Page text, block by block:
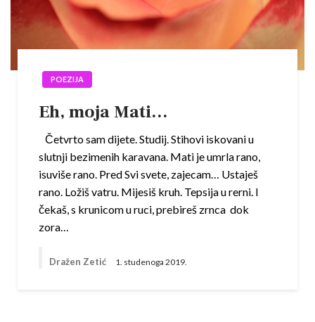
POEZIJA
Eh, moja Mati…
Četvrto sam dijete. Studij. Stihovi iskovani u
slutnji bezimenih karavana. Mati je umrla rano,
isuviše rano. Pred Svi svete, zajecam… Ustaješ
rano. Ložiš vatru. Mijesiš kruh. Tepsija u rerni. I
čekaš, s krunicom u ruci, prebireš zrnca dok
zora…
Dražen Zetić 1. studenoga 2019.